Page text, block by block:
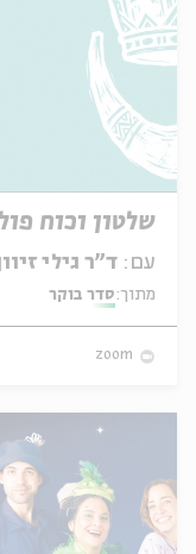
שלטון וכוח
עם:
מתוך: סדר בוקר
zoom